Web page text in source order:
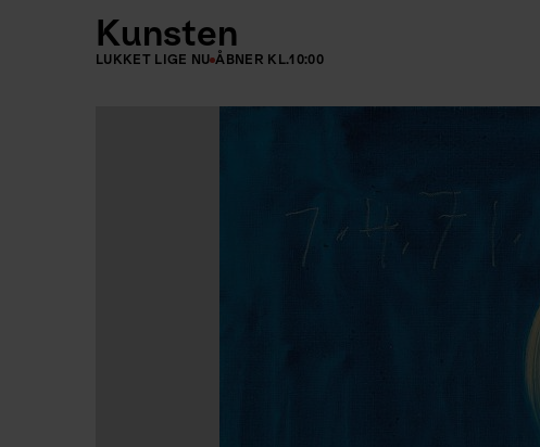
Kunsten
LUKKET LIGE NU ÅBNER KL.10:00